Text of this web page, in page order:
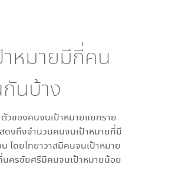
หมายมีกี่คน
นบ้าง
วของคนจนเป้าหมายแยกราย
งถึงจำนวนคนจนเป้าหมายที่มี
โดยไทยาวาสมีคนจนเป้าหมาย
นครชัยศรีมีคนจนเป้าหมายน้อย